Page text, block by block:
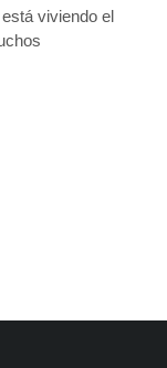
viviendo el